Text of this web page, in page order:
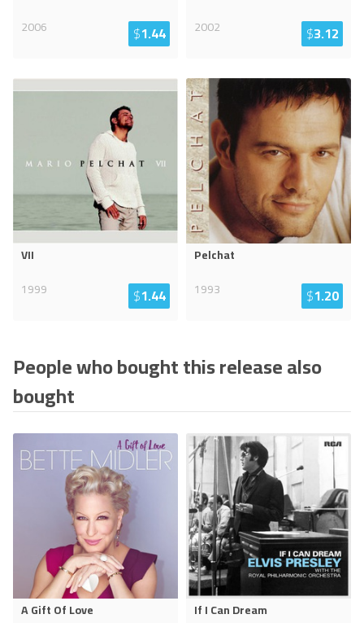
2006
$1.44
2002
$3.12
VII
1999
$1.44
Pelchat
1993
$1.20
People who bought this release also
bought
A Gift Of Love
If I Can Dream